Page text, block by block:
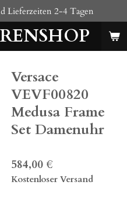
Lieferzeiten 2-4 Tagen
Versace
VEVF00820
Medusa Frame
Set Damenuhr
584,00 €
Kostenloser Versand